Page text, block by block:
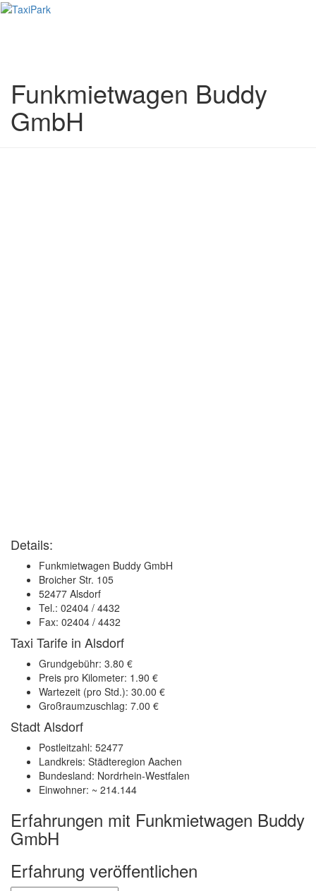
Funkmietwagen Buddy
GmbH
Details:
Funkmietwagen Buddy GmbH
Broicher Str. 105
52477 Alsdorf
Tel.: 02404 / 4432
Fax: 02404 / 4432
Taxi Tarife in Alsdorf
Grundgebühr: 3.80 €
Preis pro Kilometer: 1.90 €
Wartezeit (pro Std.): 30.00 €
Großraumzuschlag: 7.00 €
Stadt Alsdorf
Postleitzahl: 52477
Landkreis: Städteregion Aachen
Bundesland: Nordrhein-Westfalen
Einwohner: ~ 214.144
Erfahrungen mit Funkmietwagen Buddy
GmbH
Erfahrung veröffentlichen